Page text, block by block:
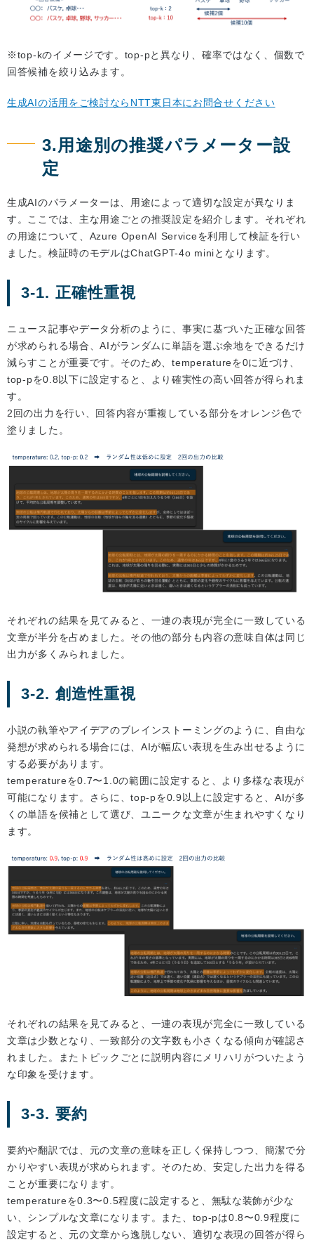
※top-kのイメージです。top-pと異なり、確率ではなく、個数で
回答候補を絞り込みます。
生成AIの活用をご検討ならNTT東日本にお問合せください
3.用途別の推奨パラメーター設
定
生成AIのパラメーターは、用途によって適切な設定が異なりま
す。ここでは、主な用途ごとの推奨設定を紹介します。それぞれ
の用途について、Azure OpenAI Serviceを利用して検証を行い
ました。検証時のモデルはChatGPT-4o miniとなります。
3-1. 正確性重視
ニュース記事やデータ分析のように、事実に基づいた正確な回答
が求められる場合、AIがランダムに単語を選ぶ余地をできるだけ
減らすことが重要です。そのため、temperatureを0に近づけ、
top-pを0.8以下に設定すると、より確実性の高い回答が得られま
す。
2回の出力を行い、回答内容が重複している部分をオレンジ色で
塗りました。
それぞれの結果を見てみると、一連の表現が完全に一致している
文章が半分を占めました。その他の部分も内容の意味自体は同じ
出力が多くみられました。
3-2. 創造性重視
小説の執筆やアイデアのブレインストーミングのように、自由な
発想が求められる場合には、AIが幅広い表現を生み出せるように
する必要があります。
temperatureを0.7〜1.0の範囲に設定すると、より多様な表現が
可能になります。さらに、top-pを0.9以上に設定すると、AIが多
くの単語を候補として選び、ユニークな文章が生まれやすくなり
ます。
それぞれの結果を見てみると、一連の表現が完全に一致している
文章は少数となり、一致部分の文字数も小さくなる傾向が確認さ
れました。またトピックごとに説明内容にメリハリがついたよう
な印象を受けます。
3-3. 要約
要約や翻訳では、元の文章の意味を正しく保持しつつ、簡潔で分
かりやすい表現が求められます。そのため、安定した出力を得る
ことが重要になります。
temperatureを0.3〜0.5程度に設定すると、無駄な装飾が少な
い、シンプルな文章になります。また、top-pは0.8〜0.9程度に
設定すると、元の文章から逸脱しない、適切な表現の回答が得ら